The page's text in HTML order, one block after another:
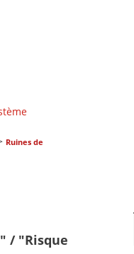
Ruines de
/ "Risque